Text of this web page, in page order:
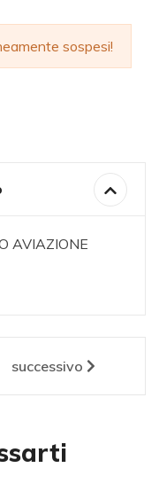
sospesi!
AVIAZIONE
successivo